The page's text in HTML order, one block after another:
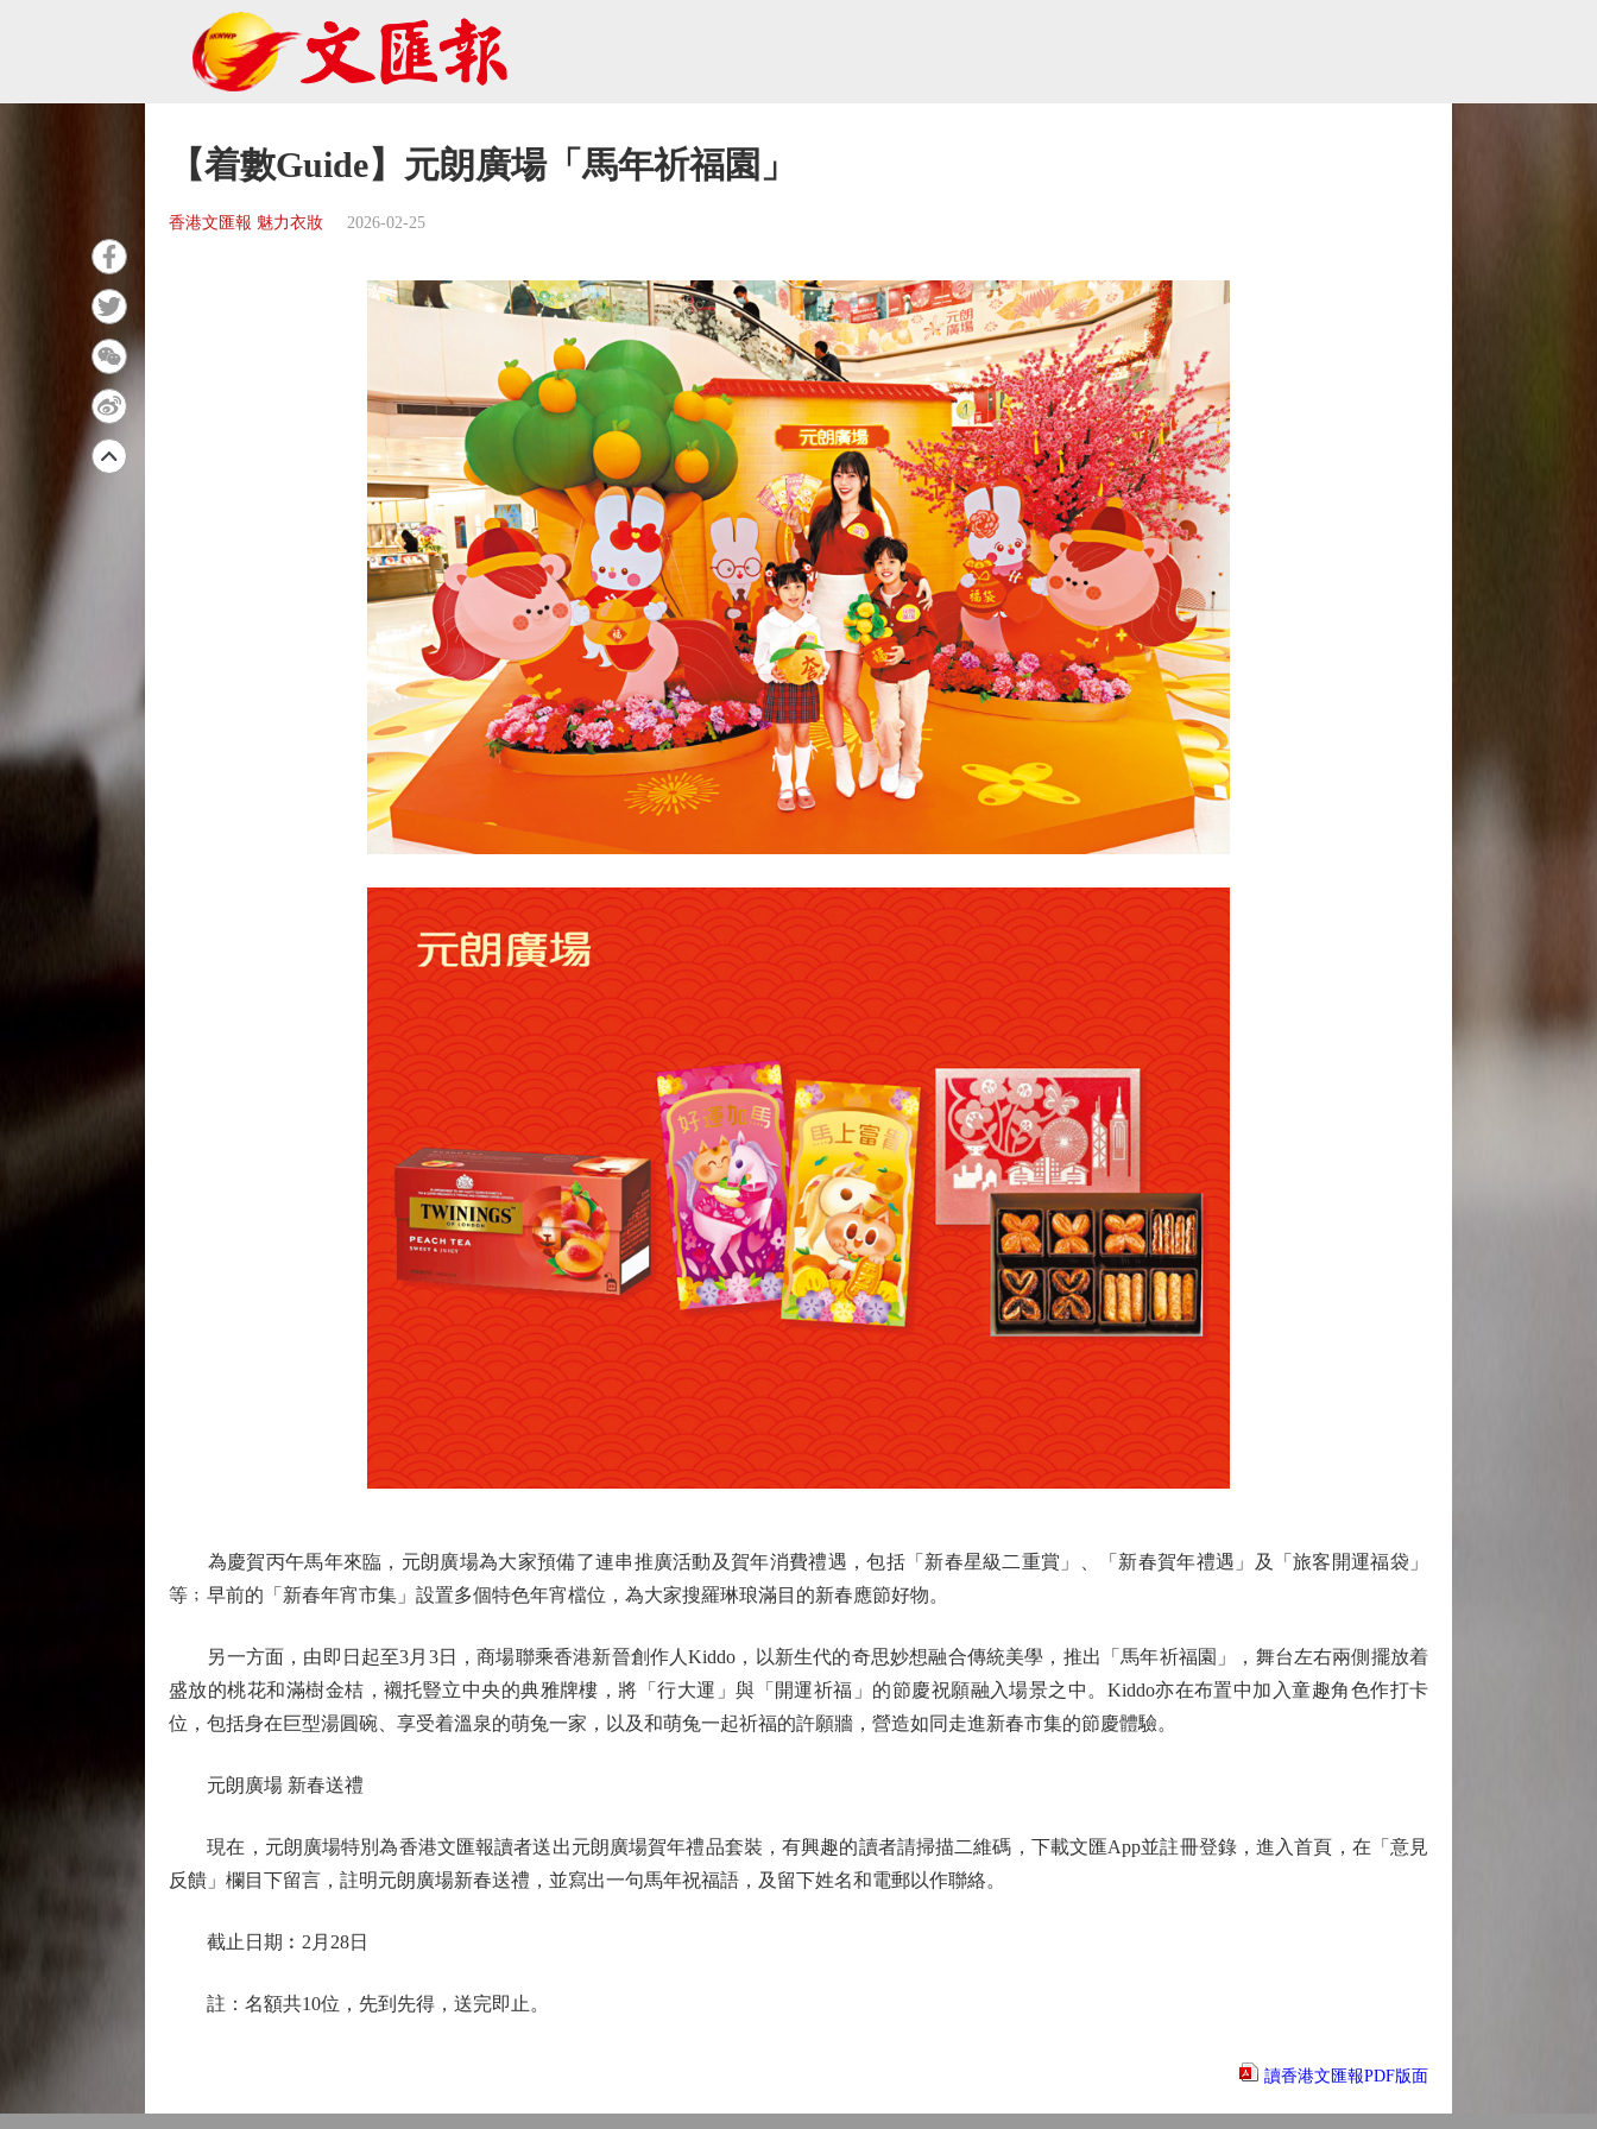
【着數Guide】元朗廣場「馬年祈福園」
香港文匯報 魅力衣妝 2026-02-25
為慶賀丙午馬年來臨，元朗廣場為大家預備了連串推廣活動及賀年消費禮遇，包括「新春星級二重賞」、「新春賀年禮遇」及「旅客開運福袋」
等﹔早前的「新春年宵市集」設置多個特色年宵檔位，為大家搜羅琳琅滿目的新春應節好物。
另一方面，由即日起至3月3日，商場聯乘香港新晉創作人Kiddo，以新生代的奇思妙想融合傳統美學，推出「馬年祈福園」，舞台左右兩側擺放着
盛放的桃花和滿樹金桔，襯托豎立中央的典雅牌樓，將「行大運」與「開運祈福」的節慶祝願融入場景之中。Kiddo亦在布置中加入童趣角色作打卡
位，包括身在巨型湯圓碗、享受着溫泉的萌兔一家，以及和萌兔一起祈福的許願牆，營造如同走進新春市集的節慶體驗。
元朗廣場 新春送禮
現在，元朗廣場特別為香港文匯報讀者送出元朗廣場賀年禮品套裝，有興趣的讀者請掃描二維碼，下載文匯App並註冊登錄，進入首頁，在「意見
反饋」欄目下留言，註明元朗廣場新春送禮，並寫出一句馬年祝福語，及留下姓名和電郵以作聯絡。
截止日期︰2月28日
註：名額共10位，先到先得，送完即止。
讀香港文匯報PDF版面